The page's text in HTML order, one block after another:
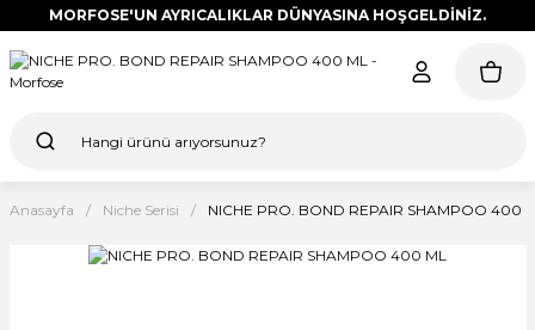
MORFOSE'UN AYRICALIKLAR DÜNYASINA HOŞGELDİNİZ.
Anasayfa Niche Serisi NICHE PRO. BOND REPAIR SHAMPOO 400